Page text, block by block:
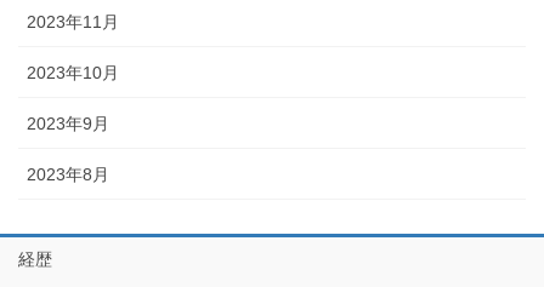
2023年11月
2023年10月
2023年9月
2023年8月
経歴